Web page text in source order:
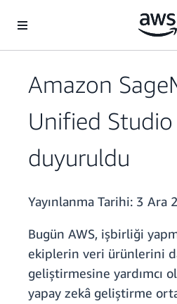
Amazon
Unified
duyuruldu
Yayınlanma Tarihi: 3 Ara
Bugün AWS, işbirliği
ekiplerin veri ürünlerini
geliştirmesine yardımcı
yapay zekâ geliştirme